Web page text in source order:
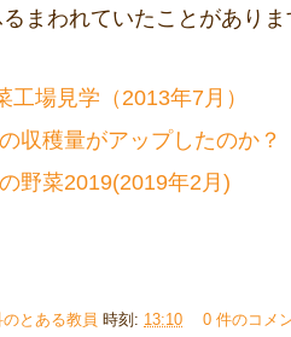
まわれていたことがあり
工場見学（2013年7月）
収穫量がアップしたのか？
野菜2019(2019年2月)
とある教員 時刻: 13:10 0 件のコメ